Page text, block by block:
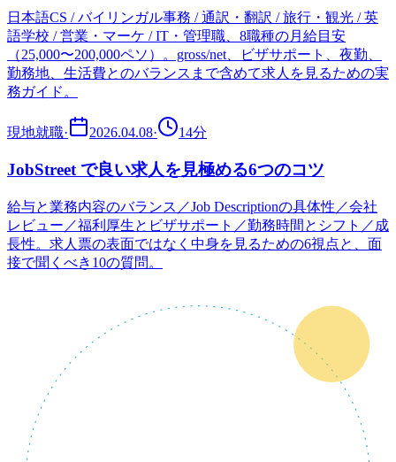
日本語CS / バイリンガル事務 / 通訳・翻訳 / 旅行・観光 / 英
語学校 / 営業・マーケ / IT・管理職、8職種の月給目安
（25,000〜200,000ペソ）。gross/net、ビザサポート、夜勤、
勤務地、生活費とのバランスまで含めて求人を見るための実
務ガイド。
現地就職· 2026.04.08· 14分
JobStreet で良い求人を見極める6つのコツ
給与と業務内容のバランス／Job Descriptionの具体性／会社
レビュー／福利厚生とビザサポート／勤務時間とシフト／成
長性。求人票の表面ではなく中身を見るための6視点と、面
接で聞くべき10の質問。